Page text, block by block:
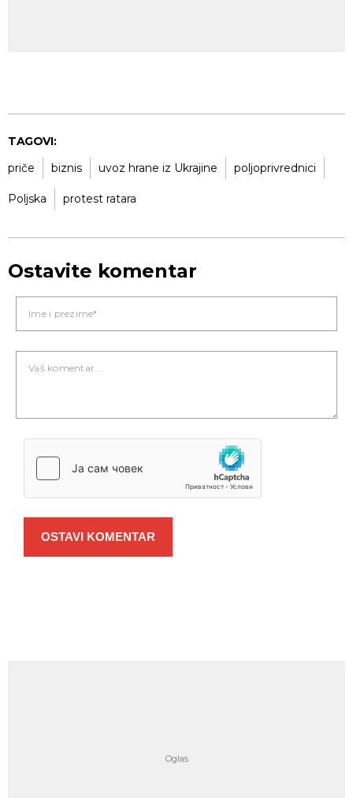
TAGOVI:
priče
biznis uvoz hrane iz Ukrajine poljoprivrednici
Poljska protest ratara
Ostavite komentar
OSTAVI KOMENTAR